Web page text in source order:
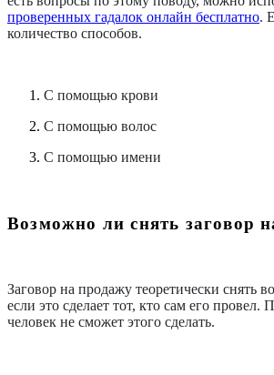
проверенных гадалок онлайн бесплатно.
количество способов.
С помощью крови
С помощью волос
С помощью имени
Возможно ли снять заговор
Заговор на продажу теоретически снять
если это сделает тот, кто сам его провел.
человек не сможет этого сделать.